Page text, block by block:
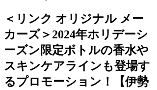
＜リンク オリジナル メー
カーズ＞2024年ホリデーシ
ーズン限定ボトルの香水や
スキンケアラインも登場す
るプロモーション！【伊勢